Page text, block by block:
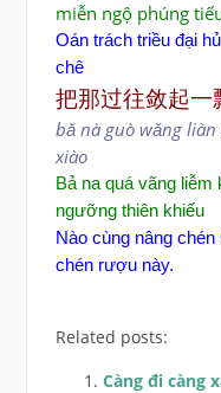
miễn ngộ phúng
Oán trách triều đại
chê
把那过往敛起一
bǎ nà guò wǎng
xiào
Bảna quá vãng liễm
ngưỡng thiên khiếu
Nào cùng nâng
chén rượu này.
Related posts:
Càng đi càng